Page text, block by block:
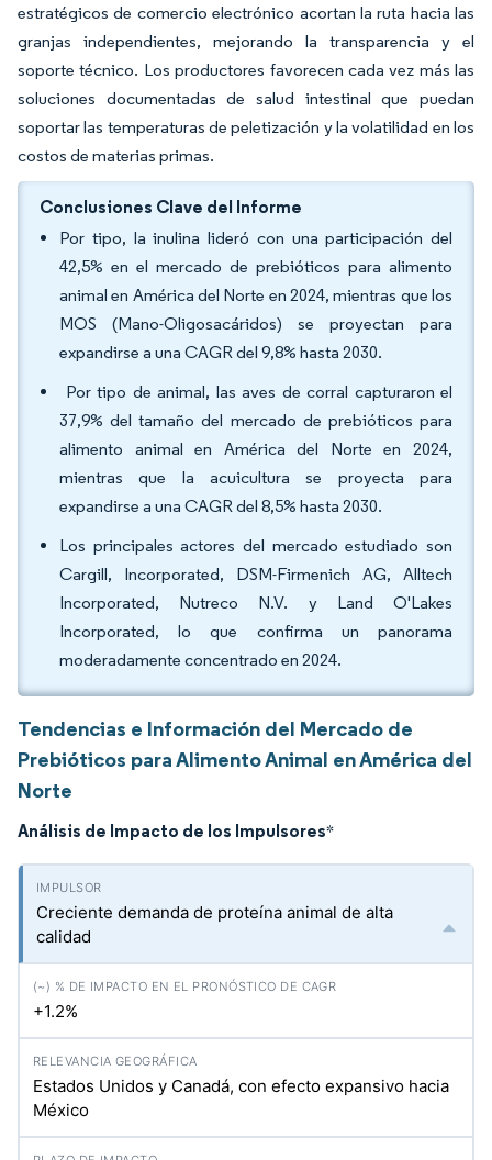
estratégicos de comercio electrónico acortan la ruta hacia las
granjas independientes, mejorando la transparencia y el
soporte técnico. Los productores favorecen cada vez más las
soluciones documentadas de salud intestinal que puedan
soportar las temperaturas de peletización y la volatilidad en los
costos de materias primas.
Conclusiones Clave del Informe
Por tipo, la inulina lideró con una participación del
42,5% en el mercado de prebióticos para alimento
animal en América del Norte en 2024, mientras que los
MOS (Mano-Oligosacáridos) se proyectan para
expandirse a una CAGR del 9,8% hasta 2030.
Por tipo de animal, las aves de corral capturaron el
37,9% del tamaño del mercado de prebióticos para
alimento animal en América del Norte en 2024,
mientras que la acuicultura se proyecta para
expandirse a una CAGR del 8,5% hasta 2030.
Los principales actores del mercado estudiado son
Cargill, Incorporated, DSM-Firmenich AG, Alltech
Incorporated, Nutreco N.V. y Land O'Lakes
Incorporated, lo que confirma un panorama
moderadamente concentrado en 2024.
Tendencias e Información del Mercado de
Prebióticos para Alimento Animal en América del
Norte
Análisis de Impacto de los Impulsores*
Creciente demanda de proteína animal de alta
calidad
+1.2%
Estados Unidos y Canadá, con efecto expansivo hacia
México